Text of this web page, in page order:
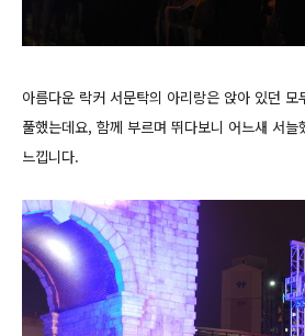
아름다운 락커 서문탁의 아리랑은 앉아 있던
풀했는데요, 함께 부르며 뛰다보니 어느새 서
느낍니다.